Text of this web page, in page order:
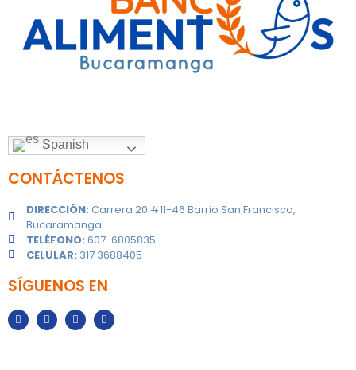
Spanish
CONTÁCTENOS
DIRECCIÓN: Carrera 20 #11-46 Barrio San Francisco,
Bucaramanga
TELÉFONO: 607-6805835
CELULAR: 317 3688405
SÍGUENOS EN